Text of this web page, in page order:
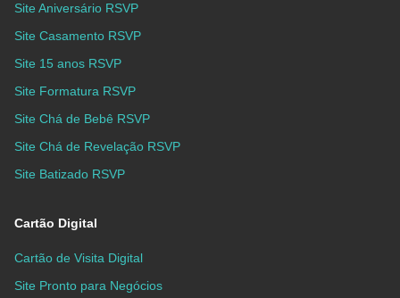
Site Aniversário RSVP
Site Casamento RSVP
Site 15 anos RSVP
Site Formatura RSVP
Site Chá de Bebê RSVP
Site Chá de Revelação RSVP
Site Batizado RSVP
Cartão Digital
Cartão de Visita Digital
Site Pronto para Negócios